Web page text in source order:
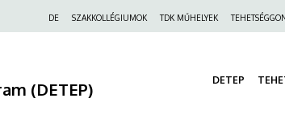
Felső
DE SZAKKOLLÉGIUMOK TDK MŰHELYEK
(DETEP) DETEP